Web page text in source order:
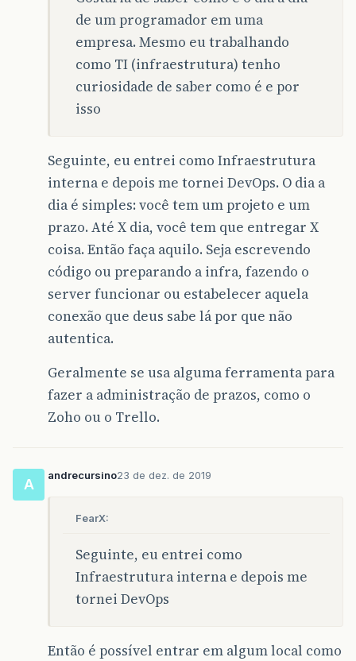
de um programador em uma
empresa. Mesmo eu trabalhando
como TI (infraestrutura) tenho
curiosidade de saber como é e por
isso
Seguinte, eu entrei como Infraestrutura
interna e depois me tornei DevOps. O dia a
dia é simples: você tem um projeto e um
prazo. Até X dia, você tem que entregar X
coisa. Então faça aquilo. Seja escrevendo
código ou preparando a infra, fazendo o
server funcionar ou estabelecer aquela
conexão que deus sabe lá por que não
autentica.
Geralmente se usa alguma ferramenta para
fazer a administração de prazos, como o
Zoho ou o Trello.
A
andrecursino23 de dez. de 2019
FearX:
Seguinte, eu entrei como
Infraestrutura interna e depois me
tornei DevOps
Então é possível entrar em algum local como